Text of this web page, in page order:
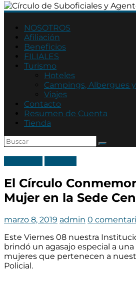
Círculo
de
Suboficiales
Agentes
Asociación
Policía
Córdoba
NOSOTROS
Afiliación
Beneficios
FILIALES
Turismo
Hoteles
Campings, Albergues
Viajes
Contacto
Resumen de Cuenta
Tienda
El Círculo
Mujer en la Sede
marzo 8, 2019 admin 0
Este Viernes 08 nuestra
brindó un agasajo especial a
mujeres que pertenecen a
Policial.